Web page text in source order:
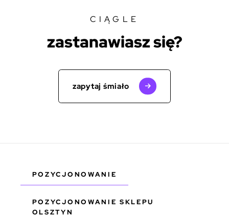
CIĄGLE
zastanawiasz się?
zapytaj śmiało
POZYCJONOWANIE
POZYCJONOWANIE SKLEPU
OLSZTYN